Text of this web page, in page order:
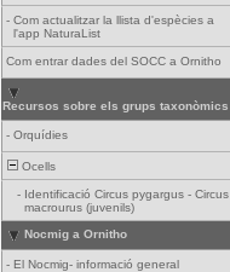
- Com actualitzar la llista d'espècies a
l'app NaturaList
Com entrar dades del SOCC a Ornitho
Recursos sobre els grups taxonòmics
- Orquídies
Ocells
- Identificació Circus pygargus - Circus
macrourus (juvenils)
Nocmig a Ornitho
- El Nocmig- informació general